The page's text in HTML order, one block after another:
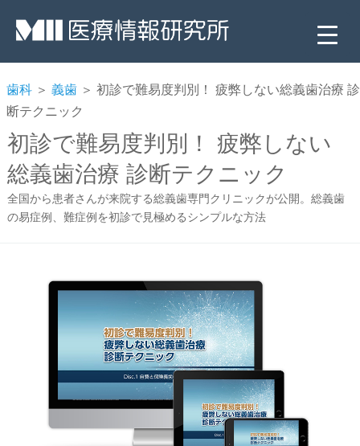
歯科 ＞ 義歯 ＞ 初診で難易度判別！ 疲弊しない総義歯治療 診
断テクニック
初診で難易度判別！ 疲弊しない
総義歯治療 診断テクニック
全国から患者さんが来院する総義歯専門クリニックが公開。総義歯
の易症例、難症例を初診で見極めるシンプルな方法